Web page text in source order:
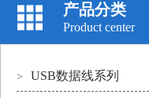
产品分类
Product center
> USB数据线系列